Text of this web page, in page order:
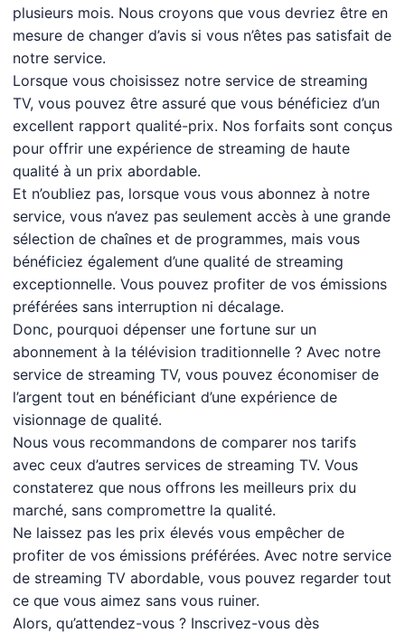
plusieurs mois. Nous croyons que vous devriez être en
mesure de changer d’avis si vous n’êtes pas satisfait de
notre service.
Lorsque vous choisissez notre service de streaming
TV, vous pouvez être assuré que vous bénéficiez d’un
excellent rapport qualité-prix. Nos forfaits sont conçus
pour offrir une expérience de streaming de haute
qualité à un prix abordable.
Et n’oubliez pas, lorsque vous vous abonnez à notre
service, vous n’avez pas seulement accès à une grande
sélection de chaînes et de programmes, mais vous
bénéficiez également d’une qualité de streaming
exceptionnelle. Vous pouvez profiter de vos émissions
préférées sans interruption ni décalage.
Donc, pourquoi dépenser une fortune sur un
abonnement à la télévision traditionnelle ? Avec notre
service de streaming TV, vous pouvez économiser de
l’argent tout en bénéficiant d’une expérience de
visionnage de qualité.
Nous vous recommandons de comparer nos tarifs
avec ceux d’autres services de streaming TV. Vous
constaterez que nous offrons les meilleurs prix du
marché, sans compromettre la qualité.
Ne laissez pas les prix élevés vous empêcher de
profiter de vos émissions préférées. Avec notre service
de streaming TV abordable, vous pouvez regarder tout
ce que vous aimez sans vous ruiner.
Alors, qu’attendez-vous ? Inscrivez-vous dès